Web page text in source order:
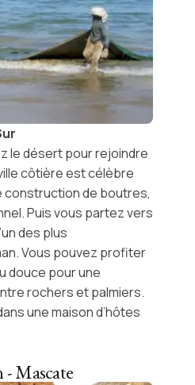
le désert pour rejoindre
côtière est célèbre
construction de boutres,
Puis vous partez vers
des plus
Vous pouvez profiter
douce pour une
rochers et palmiers.
une maison d’hôtes
Mascate